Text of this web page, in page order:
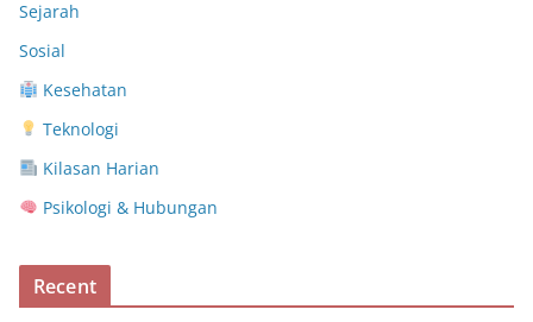
Sejarah
Sosial
Kesehatan
Teknologi
Kilasan Harian
Psikologi & Hubungan
Recent